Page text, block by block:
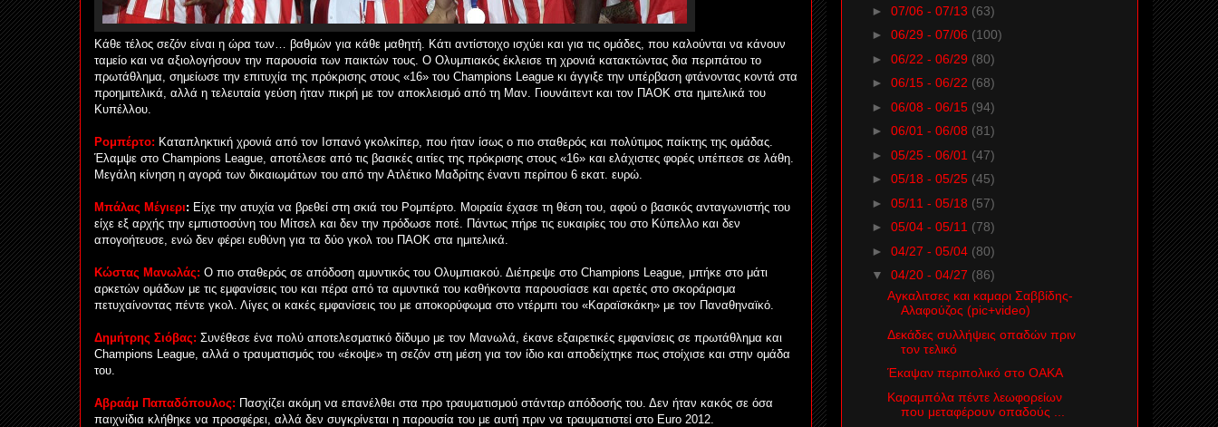
Κάθε τέλος σεζόν είναι η ώρα των… βαθμών για κάθε μαθητή. Κάτι αντίστοιχο ισχύει και για τις ομάδες, που καλούνται να κάνουν
ταμείο και να αξιολογήσουν την παρουσία των παικτών τους. Ο Ολυμπιακός έκλεισε τη χρονιά κατακτώντας δια περιπάτου το
πρωτάθλημα, σημείωσε την επιτυχία της πρόκρισης στους «16» του Champions League κι άγγιξε την υπέρβαση φτάνοντας κοντά στα
προημιτελικά, αλλά η τελευταία γεύση ήταν πικρή με τον αποκλεισμό από τη Μαν. Γιουνάιτεντ και τον ΠΑΟΚ στα ημιτελικά του
Κυπέλλου.
Ρομπέρτο: Καταπληκτική χρονιά από τον Ισπανό γκολκίπερ, που ήταν ίσως ο πιο σταθερός και πολύτιμος παίκτης της ομάδας.
Έλαμψε στο Champions League, αποτέλεσε από τις βασικές αιτίες της πρόκρισης στους «16» και ελάχιστες φορές υπέπεσε σε λάθη.
Μεγάλη κίνηση η αγορά των δικαιωμάτων του από την Ατλέτικο Μαδρίτης έναντι περίπου 6 εκατ. ευρώ.
Μπάλας Μέγιερι: Είχε την ατυχία να βρεθεί στη σκιά του Ρομπέρτο. Μοιραία έχασε τη θέση του, αφού ο βασικός ανταγωνιστής του
είχε εξ αρχής την εμπιστοσύνη του Μίτσελ και δεν την πρόδωσε ποτέ. Πάντως πήρε τις ευκαιρίες του στο Κύπελλο και δεν
απογοήτευσε, ενώ δεν φέρει ευθύνη για τα δύο γκολ του ΠΑΟΚ στα ημιτελικά.
Κώστας Μανωλάς: Ο πιο σταθερός σε απόδοση αμυντικός του Ολυμπιακού. Διέπρεψε στο Champions League, μπήκε στο μάτι
αρκετών ομάδων με τις εμφανίσεις του και πέρα από τα αμυντικά του καθήκοντα παρουσίασε και αρετές στο σκοράρισμα
πετυχαίνοντας πέντε γκολ. Λίγες οι κακές εμφανίσεις του με αποκορύφωμα στο ντέρμπι του «Καραϊσκάκη» με τον Παναθηναϊκό.
Δημήτρης Σιόβας: Συνέθεσε ένα πολύ αποτελεσματικό δίδυμο με τον Μανωλά, έκανε εξαιρετικές εμφανίσεις σε πρωτάθλημα και
Champions League, αλλά ο τραυματισμός του «έκοψε» τη σεζόν στη μέση για τον ίδιο και αποδείχτηκε πως στοίχισε και στην ομάδα
του.
Αβραάμ Παπαδόπουλος: Πασχίζει ακόμη να επανέλθει στα προ τραυματισμού στάνταρ απόδοσής του. Δεν ήταν κακός σε όσα
παιχνίδια κλήθηκε να προσφέρει, αλλά δεν συγκρίνεται η παρουσία του με αυτή πριν να τραυματιστεί στο Euro 2012.
► 07/06 - 07/13 (63)
► 06/29 - 07/06 (100)
► 06/22 - 06/29 (80)
► 06/15 - 06/22 (68)
► 06/08 - 06/15 (94)
► 06/01 - 06/08 (81)
► 05/25 - 06/01 (47)
► 05/18 - 05/25 (45)
► 05/11 - 05/18 (57)
► 05/04 - 05/11 (78)
► 04/27 - 05/04 (80)
▼ 04/20 - 04/27 (86)
Αγκαλιτσες και καμαρι Σαββίδης-
Αλαφούζος (pic+video)
Δεκάδες συλλήψεις οπαδών πριν
τον τελικό
Έκαψαν περιπολικό στο ΟΑΚΑ
Καραμπόλα πέντε λεωφορείων
που μεταφέρουν οπαδούς ...